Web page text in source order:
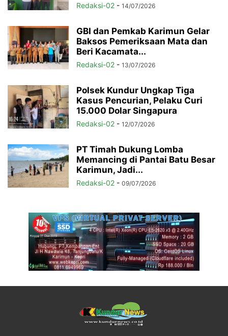
Redaksi-02 - 14/07/2026
GBI dan Pemkab Karimun Gelar
Baksos Pemeriksaan Mata dan
Beri Kacamata...
Redaksi-02 - 13/07/2026
Polsek Kundur Ungkap Tiga
Kasus Pencurian, Pelaku Curi
15.000 Dolar Singapura
Redaksi-02 - 12/07/2026
PT Timah Dukung Lomba
Memancing di Pantai Batu Besar
Karimun, Jadi...
Redaksi-02 - 09/07/2026